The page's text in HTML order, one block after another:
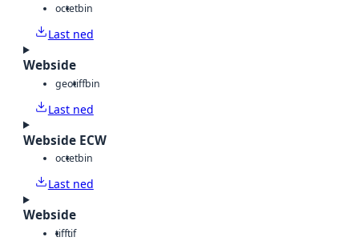
octetbin
Last ned
Webside
geotiffbin
Last ned
Webside ECW
octetbin
Last ned
Webside
tifftif